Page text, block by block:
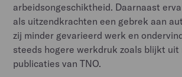
arbeidsongeschiktheid. Daarnaast
als uitzendkrachten een gebrek aan
zij minder gevarieerd werk en
steeds hogere werkdruk zoals blijkt uit
publicaties van TNO.